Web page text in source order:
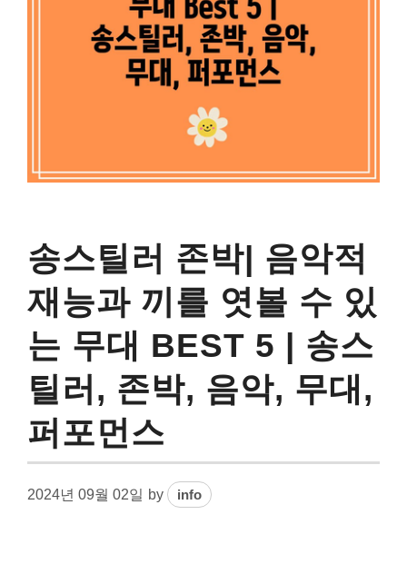
송스틸러 존박| 음악적
재능과 끼를 엿볼 수 있
는 무대 BEST 5 | 송스
틸러, 존박, 음악, 무대,
퍼포먼스
2024년 09월 02일 by info